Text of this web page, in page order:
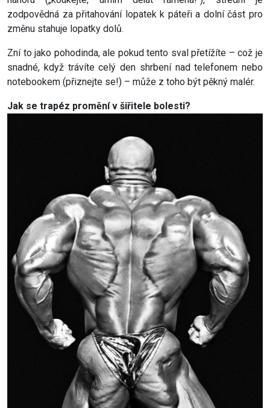
zodpovědná za přitahování lopatek k páteři a dolní část pro
změnu stahuje lopatky dolů.
Zní to jako pohodinda, ale pokud tento sval přetížíte – což je
snadné, když trávíte celý den shrbení nad telefonem nebo
notebookem (přiznejte se!) – může z toho být pěkný malér.
Jak se trapéz promění v šiřitele bolesti?